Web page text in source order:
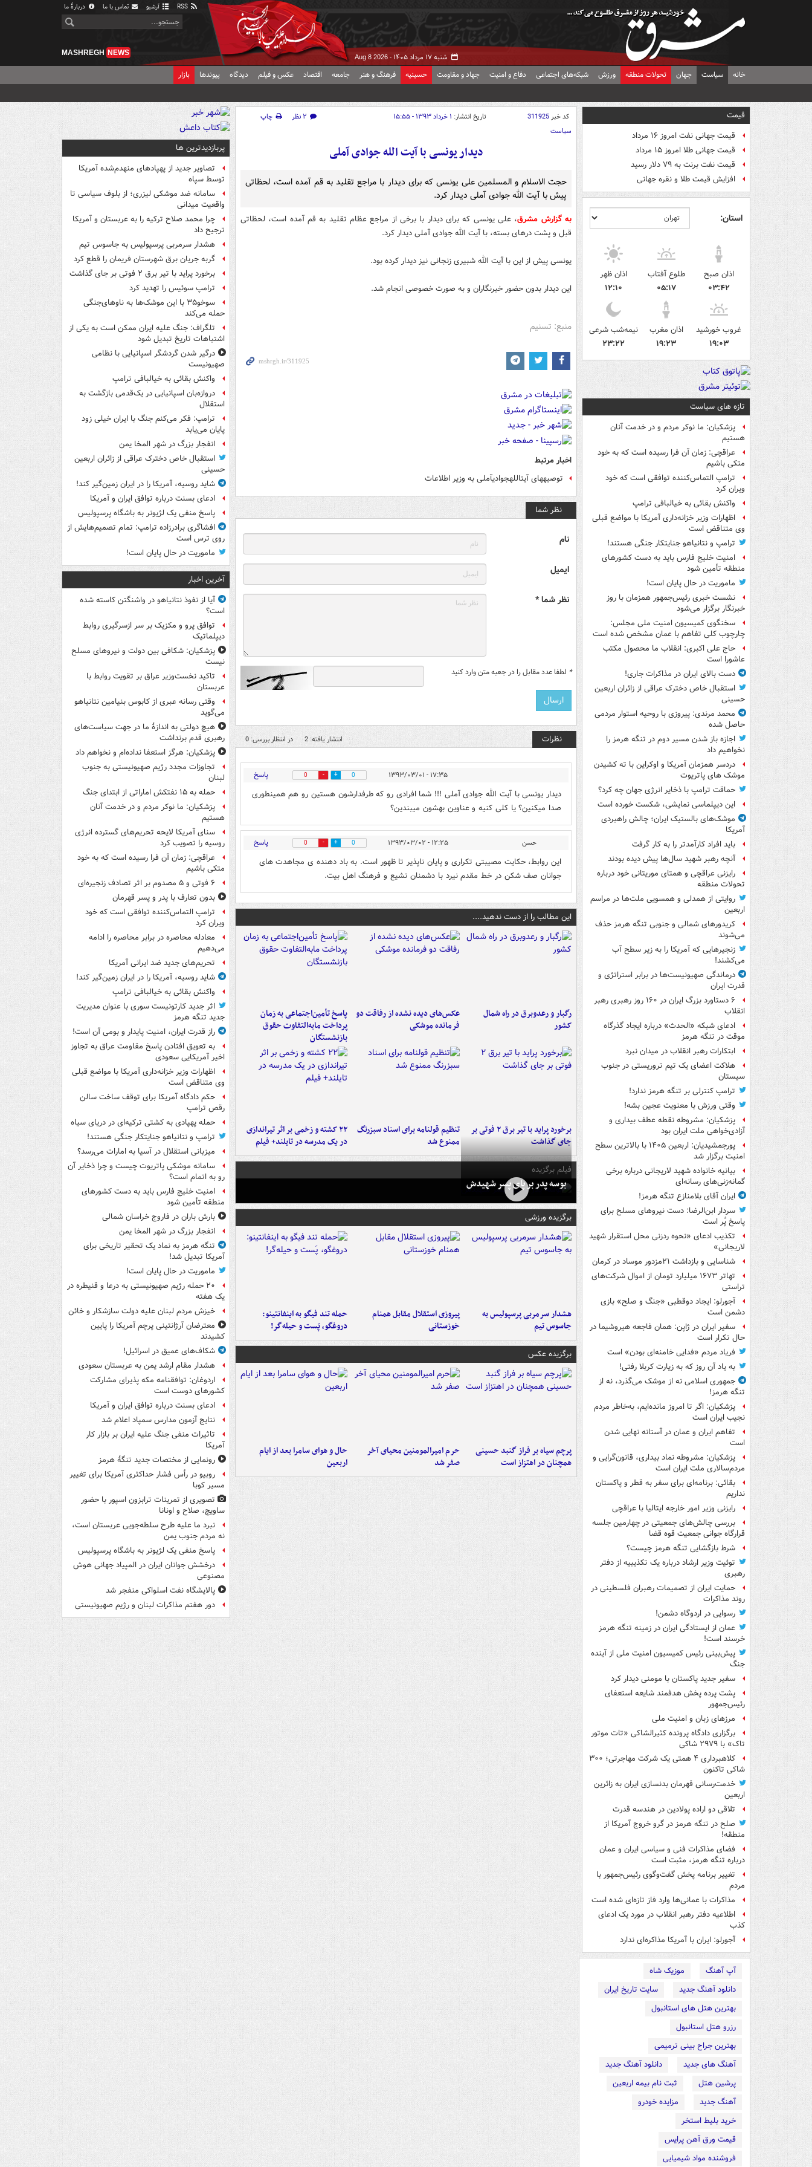
آرشیو تماس با ما دربارهٔ ما
شنبه ۱۷ مرداد ۱۴۰۵ - Aug 8 2026
MASHREGH NEWS
خانه سیاست جهان تحولات منطقه ورزش شبکه‌های اجتماعی دفاع و امنیت جهاد و مقاومت حسینیه فرهنگ و هنر جامعه اقتصاد عکس و فیلم دیدگاه پیوندها بازار
قیمت
قیمت جهانی نفت امروز ۱۶ مرداد
قیمت جهانی طلا امروز ۱۵ مرداد
قیمت نفت برنت به ۷۹ دلار رسید
افزایش قیمت طلا و نقره جهانی
استان:
اذان صبح
۰۳:۴۲
طلوع آفتاب
۰۵:۱۷
اذان ظهر
۱۲:۱۰
غروب خورشید
۱۹:۰۳
اذان مغرب
۱۹:۲۳
نیمه‌شب شرعی
۲۳:۲۲
تازه های سیاست
پزشکیان: ما نوکر مردم و در خدمت آنان
هستیم
عراقچی: زمان آن فرا رسیده است که به خود
متکی باشیم
ترامپ التماس‌کننده توافقی است که خود
ویران کرد
واکنش بقائی به خیالبافی ترامپ
اظهارات وزیر خزانه‌داری آمریکا با مواضع قبلی
وی متناقض است
ترامپ و نتانیاهو جنایتکار جنگی هستند!
امنیت خلیج فارس باید به دست کشورهای
منطقه تأمین شود
ماموریت در حال پایان است!
نشست خبری رئیس‌جمهور همزمان با روز
خبرنگار برگزار می‌شود
سخنگوی کمیسیون امنیت ملی مجلس:
چارچوب کلی تفاهم با عمان مشخص شده است
حاج علی اکبری: انقلاب ما محصول مکتب
عاشورا است
دست بالای ایران در مذاکرات جاری!
استقبال خاص دخترک عراقی از زائران اربعین
حسینی
محمد مرندی: پیروزی با روحیه استوار مردمی
حاصل شده
اجازه باز شدن مسیر دوم در تنگه هرمز را
نخواهیم داد
دردسر همزمان آمریکا و اوکراین با ته کشیدن
موشک های پاتریوت
حماقت ترامپ با ذخایر انرژی جهان چه کرد؟
این دیپلماسی نمایشی، شکست خورده است
موشک‌های بالستیک ایران؛ چالش راهبردی
آمریکا
باید افراد کارآمدتر را به کار گرفت
آنچه رهبر شهید سال‌ها پیش دیده بودند
رایزنی عراقچی و همتای موریتانی خود درباره
تحولات منطقه
روایتی از همدلی و همسویی ملت‌ها در مراسم
اربعین
کریدورهای شمالی و جنوبی تنگه هرمز حذف
می‌شوند
زنجیرهایی که آمریکا را به زیر سطح آب
می‌کشند!
درماندگی صهیونیست‌ها در برابر استراتژی و
قدرت ایران
۶ دستاورد بزرگ ایران در ۱۶۰ روز رهبری رهبر
انقلاب
ادعای شبکه «الحدث» درباره ایجاد گذرگاه
موقت در تنگه هرمز
ابتکارات رهبر انقلاب در میدان نبرد
هلاکت اعضای یک تیم تروریستی در جنوب
سیستان
ترامپ کنترلی بر تنگه هرمز ندارد!
وقتی ورزش با معنویت عجین بشه!
پزشکیان: مشروطه نقطه عطف بیداری و
آزادی‌خواهی ملت ایران بود
پورجمشیدیان: اربعین ۱۴۰۵ با بالاترین سطح
امنیت برگزار شد
بیانیه خانواده شهید لاریجانی درباره برخی
گمانه‌زنی‌های رسانه‌ای
ایران آقای بلامنازع تنگه هرمز!
سردار ابن‌الرضا: دست نیروهای مسلح برای
پاسخ پُر است
تکذیب ادعای «نحوه ردزنی محل استقرار شهید
لاریجانی»
شناسایی و بازداشت ۲۱مزدور موساد در کرمان
تهاتر ۱۶۷۳ میلیارد تومان از اموال شرکت‌های
تراستی
آجورلو: ایجاد دوقطبی «جنگ و صلح‌» بازی
دشمن است
سفیر ایران در ژاپن: همان فاجعه هیروشیما در
حال تکرار است
فریاد مردم «فدایی خامنه‌ای بودن» است
به یاد آن روز که به زیارت کربلا رفتی!
جمهوری اسلامی نه از موشک می‌گذرد، نه از
تنگه هرمز!
پزشکیان: اگر تا امروز مانده‌ایم، به‌خاطر مردم
نجیب ایران است
تفاهم ایران و عمان در آستانه نهایی شدن
است
پزشکیان: مشروطه نماد بیداری، قانون‌گرایی و
مردم‌سالاری ملت ایران است
بقائی: برنامه‌ای برای سفر به قطر و پاکستان
نداریم
رایزنی وزیر امور خارجه ایتالیا با عراقچی
بررسی چالش‌های جمعیتی در چهارمین جلسه
قرارگاه جوانی جمعیت قوه قضا
شرط بازگشایی تنگه هرمز چیست؟
توئیت وزیر ارشاد درباره یک تکذیبیه از دفتر
رهبری
حمایت ایران از تصمیمات رهبران فلسطینی در
روند مذاکرات
رسوایی در اردوگاه دشمن!
عمان از ایستادگی ایران در زمینه تنگه هرمز
خرسند است!
پیش‌بینی رئیس کمیسیون امنیت ملی از آینده
جنگ
سفیر جدید پاکستان با مومنی دیدار کرد
پشت پرده پخش هدفمند شایعه استعفای
رئیس‌جمهور
مرزهای زبان و امنیت ملی
برگزاری دادگاه پرونده کثیرالشاکی «تات موتور
تاک» با ۲۹۷۹ شاکی
کلاهبرداری ۴ همتی یک شرکت مهاجرتی؛ ۳۰۰
شاکی تاکنون
خدمت‌رسانی قهرمان بدنسازی ایران به زائرین
اربعین
تلاقی دو اراده پولادین در هندسه قدرت
صلح در تنگه هرمز در گرو خروج آمریکا از
منطقه!
فضای مذاکرات فنی و سیاسی ایران و عمان
درباره تنگه هرمز، مثبت است
تغییر برنامه پخش گفت‌وگوی رئیس‌جمهور با
مردم
مذاکرات با عمانی‌ها وارد فاز تازه‌ای شده است
اطلاعیه دفتر رهبر انقلاب در مورد یک ادعای
کذب
آجورلو: ایران با آمریکا مذاکره‌ای ندارد
آپ آهنگ
موزیک شاه
دانلود آهنگ جدید
سایت تاریخ ایران
بهترین هتل های استانبول
رزرو هتل استانبول
بهترین جراح بینی ترمیمی
آهنگ های جدید
دانلود آهنگ جدید
پرشین هتل
ثبت نام بیمه اربعین
آهنگ جدید
مزایده خودرو
خرید بلیط استخر
قیمت ورق آهن پرایس
فروشنده مواد شیمیایی
کد خبر311925 تاریخ انتشار: ۱ خرداد ۱۳۹۳ - ۱۵:۵۵ ۲ نظر
چاپ
سیاست
دیدار یونسی با آیت الله جوادی آملی
حجت الاسلام و المسلمین علی یونسی که برای دیدار با مراجع تقلید به قم آمده است، لحظاتی
پیش با آیت الله جوادی آملی دیدار کرد.
به گزارش مشرق، علی یونسی که برای دیدار با برخی از مراجع عظام تقلید به قم آمده است، لحظاتی
قبل و پشت درهای بسته، با آیت الله جوادی آملی دیدار کرد.
یونسی پیش از این با آیت الله شبیری زنجانی نیز دیدار کرده بود.
این دیدار بدون حضور خبرنگاران و به صورت خصوصی انجام شد.
منبع: تسنیم
اخبار مرتبط
توصیه‎های آیت‎الله‎جوادی‎آملی به وزیر اطلاعات
نظر شما
نام
ایمیل
نظر شما *
* لطفا عدد مقابل را در جعبه متن وارد کنید
نظرات انتشار یافته: 2 در انتظار بررسی: 0
۱۷:۳۵ - ۱۳۹۳/۰۳/۰۱ 0
0 پاسخ
دیدار یونسی با آیت الله جوادی آملی !!! شما افرادی رو که طرفدارشون هستین رو هم همینطوری
صدا میکنین؟ یا کلی کنیه و عناوین بهشون میبندین؟
حسن ۱۲:۲۵ - ۱۳۹۳/۰۳/۰۲ 0
0 پاسخ
این روابط، حکایت مصیبتی تکراری و پایان ناپذیر تا ظهور است. به باد دهنده ی مجاهدت های
جوانان صف شکن در خط مقدم نیرد با دشمنان تشیع و فرهنگ اهل بیت.
این مطالب را از دست ندهید....
رگبار و رعدوبرق در راه شمال
کشور
عکس‌های دیده نشده از رفاقت دو
فرمانده‌ موشکی
پاسخ تأمین‌اجتماعی به زمان
پرداخت مابه‌التفاوت حقوق
بازنشستگان
برخورد پراید با تیر برق ۲ فوتی بر
جای گذاشت
تنظیم قولنامه برای اسناد سبزرنگ
ممنوع شد
۲۲ کشته و زخمی بر اثر تیراندازی
در یک مدرسه در تایلند+ فیلم
فیلم برگزیده
بوسه‌ پدر بر پای پسر شهیدش
برگزیده ورزشی
هشدار سرمربی پرسپولیس به
جاسوس تیم
پیروزی استقلال مقابل همنام
خوزستانی
حمله تند فیگو به اینفانتینو:
دروغگو، پَست‌ و حیله‌گر!
برگزیده عکس
پرچم سیاه بر فراز گنبد حسینی
همچنان در اهتزاز است
حرم امیرالمومنین محیای آخر
صفر شد
حال و هوای سامرا بعد از ایام
اربعین
پربازدیدترین ها
تصاویر جدید از پهپادهای منهدم‌شده آمریکا
توسط سپاه
سامانه ضد موشکی لیزری؛ از بلوف سیاسی تا
واقعیت میدانی
چرا محمد صلاح ترکیه را به عربستان و آمریکا
ترجیح داد
هشدار سرمربی پرسپولیس به جاسوس تیم
گربه جریان برق شهرستان فریمان را قطع کرد
برخورد پراید با تیر برق ۲ فوتی بر جای گذاشت
ترامپ سوئیس را تهدید کرد
سوخو۳۵ با این موشک‌ها به ناوهای‌جنگی
حمله می‌کند
تلگراف: جنگ علیه ایران ممکن است به یکی از
اشتباهات تاریخ تبدیل شود
درگیر شدن گردشگر اسپانیایی با نظامی
صهیونیست
واکنش بقائی به خیالبافی ترامپ
دروازه‌بان اسپانیایی در یک‌قدمی بازگشت به
استقلال
ترامپ: فکر می‌کنم جنگ با ایران خیلی زود
پایان می‌یابد
انفجار بزرگ در شهر المخا یمن
استقبال خاص دخترک عراقی از زائران اربعین
حسینی
شاید روسیه، آمریکا را در ایران زمین‌گیر کند!
ادعای بسنت درباره توافق ایران و آمریکا
پاسخ منفی یک لژیونر به باشگاه پرسپولیس
افشاگری برادرزاده ترامپ: تمام تصمیم‌هایش از
روی ترس است
ماموریت در حال پایان است!
آخرین اخبار
آیا از نفوذ نتانیاهو در واشنگتن کاسته شده
است؟
توافق پرو و مکزیک بر سر ازسرگیری روابط
دیپلماتیک
پزشکیان: شکافی بین دولت و نیروهای مسلح
نیست
تاکید نخست‌وزیر عراق بر تقویت روابط با
عربستان
وقتی رسانه عبری از کابوس بنیامین نتانیاهو
می‌گوید
هیچ دولتی به اندازۀ ما در جهت سیاست‌های
رهبری قدم برنداشت
پزشکیان: هرگز استعفا نداده‌ام و نخواهم داد
تجاوزات مجدد رژیم صهیونیستی به جنوب
لبنان
حمله به ۱۵ نفتکش‌ اماراتی از ابتدای جنگ
پزشکیان: ما نوکر مردم و در خدمت آنان
هستیم
سنای آمریکا لایحه تحریم‌های گسترده انرژی
روسیه را تصویب کرد
عراقچی: زمان آن فرا رسیده است که به خود
متکی باشیم
۶ فوتی و ۵ مصدوم بر اثر تصادف زنجیره‌ای
بدون تعارف با پدر و پسر قهرمان
ترامپ التماس‌کننده توافقی است که خود
ویران کرد
معادله محاصره در برابر محاصره را ادامه
می‌دهیم
تحریم‌های جدید ضد ایرانی آمریکا
شاید روسیه، آمریکا را در ایران زمین‌گیر کند!
واکنش بقائی به خیالبافی ترامپ
اثر جدید کارتونیست سوری با عنوان مدیریت
جدید تنگه هرمز
راز قدرت ایران، امنیت پایدار و بومی آن است!
به تعویق افتادن پاسخ مقاومت عراق به تجاوز
اخیر آمریکایی سعودی
اظهارات وزیر خزانه‌داری آمریکا با مواضع قبلی
وی متناقض است
حکم دادگاه آمریکا برای توقف ساخت سالن
رقص ترامپ
حمله پهپادی به کشتی ترکیه‌ای در دریای سیاه
ترامپ و نتانیاهو جنایتکار جنگی هستند!
میزبانی استقلال در آسیا به امارات می‌رسد؟
سامانه موشکی پاتریوت چیست و چرا ذخایر آن
رو به اتمام است؟
امنیت خلیج فارس باید به دست کشورهای
منطقه تأمین شود
بارش باران در فاروج خراسان شمالی
انفجار بزرگ در شهر المخا یمن
تنگه هرمز به نماد یک تحقیر تاریخی برای
آمریکا تبدیل شد!
ماموریت در حال پایان است!
۲۰ حمله رژیم صهیونیستی به درعا و قنیطره در
یک هفته
خیزش مردم لبنان علیه دولت سازشکار و خائن
معترضان آرژانتینی پرچم آمریکا را پایین
کشیدند
شکاف‌های عمیق در اسرائیل!
هشدار مقام ارشد یمن به عربستان سعودی
اردوغان: توافقنامه مکه پذیرای مشارکت
کشورهای دوست است
ادعای بسنت درباره توافق ایران و آمریکا
نتایج آزمون مدارس سمپاد اعلام شد
تاثیرات منفی جنگ علیه ایران بر بازار کار
آمریکا
رونمایی از مختصات جدید تنگۀ هرمز
روبیو در رأس فشار حداکثری آمریکا برای تغییر
مسیر کوبا
تصویری از تمرینات ترابزون اسپور با حضور
ساویچ، صلاح و اونانا
نبرد ما علیه طرح سلطه‌جویی عربستان است،
نه مردم جنوب یمن
پاسخ منفی یک لژیونر به باشگاه پرسپولیس
درخشش جوانان ایران در المپیاد جهانی هوش
مصنوعی
پالایشگاه نفت اسلواکی منفجر شد
دور هفتم مذاکرات لبنان و رژیم صهیونیستی